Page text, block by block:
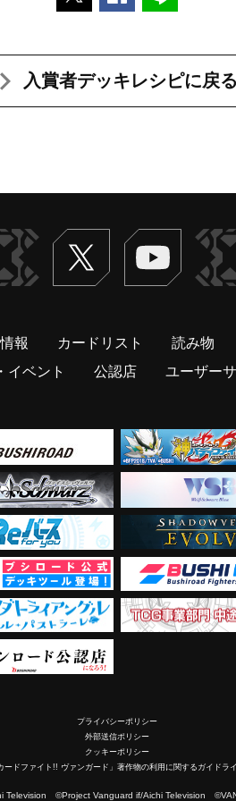
入賞者デッキレシピに戻る
Twitter ヴァ
報 カードリスト 読み物
イベント 公認店 ユーザー
プライバシーポリシー
外部送信ポリシー
クッキーポリシー
ードファイト!! ヴァンガード」著作物の利用に関するガイドラ
©Project Vanguard if/Aichi Television